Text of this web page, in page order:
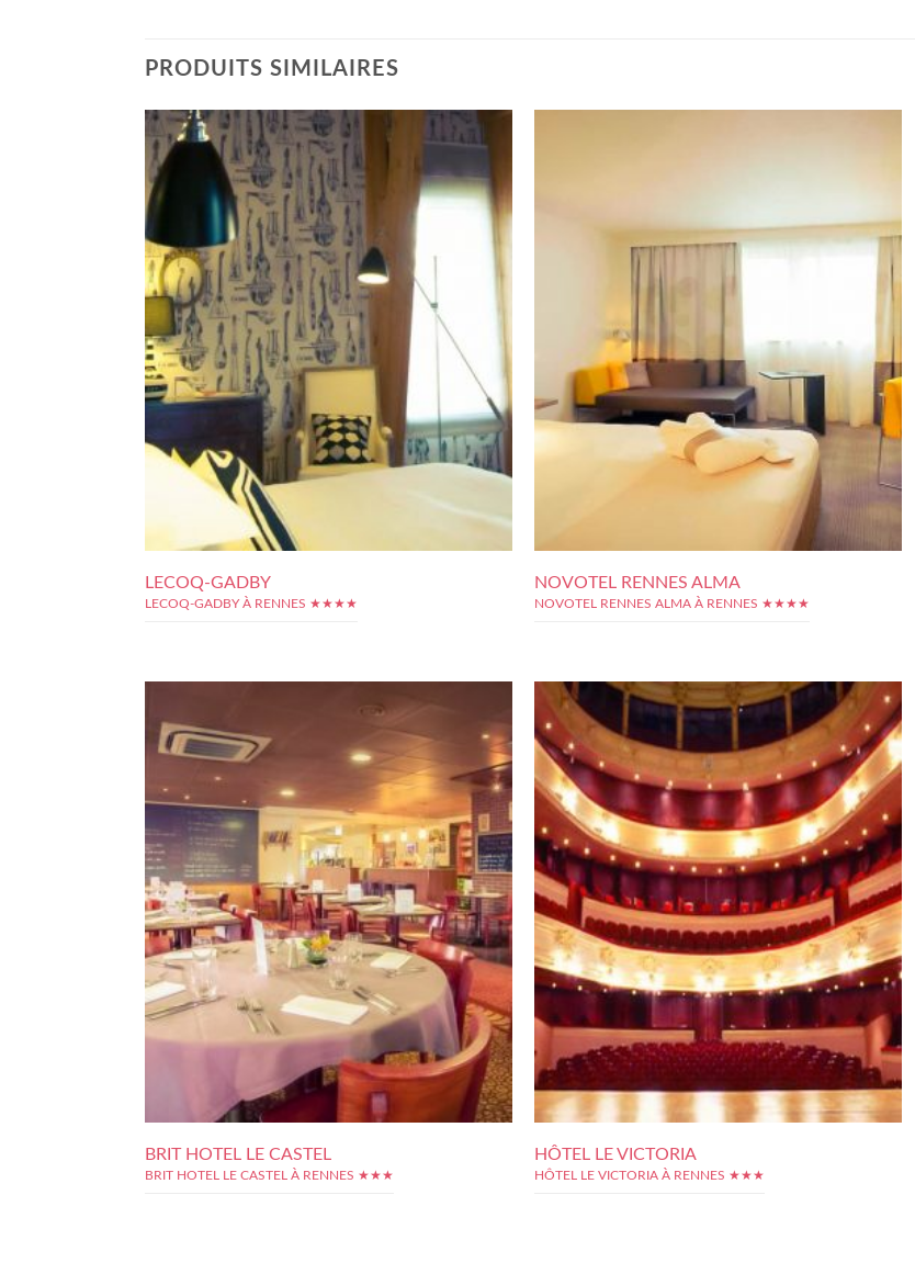
PRODUITS SIMILAIRES
LECOQ-GADBY
LECOQ-GADBY À RENNES ★★★★
NOVOTEL RENNES ALMA
NOVOTEL RENNES ALMA À RENNES ★★★★
BRIT HOTEL LE CASTEL
BRIT HOTEL LE CASTEL À RENNES ★★★
HÔTEL LE VICTORIA
HÔTEL LE VICTORIA À RENNES ★★★